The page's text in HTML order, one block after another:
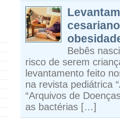
Bebês
risco de serem
levantamento feito
na revista pediátrica
“Arquivos de
as bactérias […]